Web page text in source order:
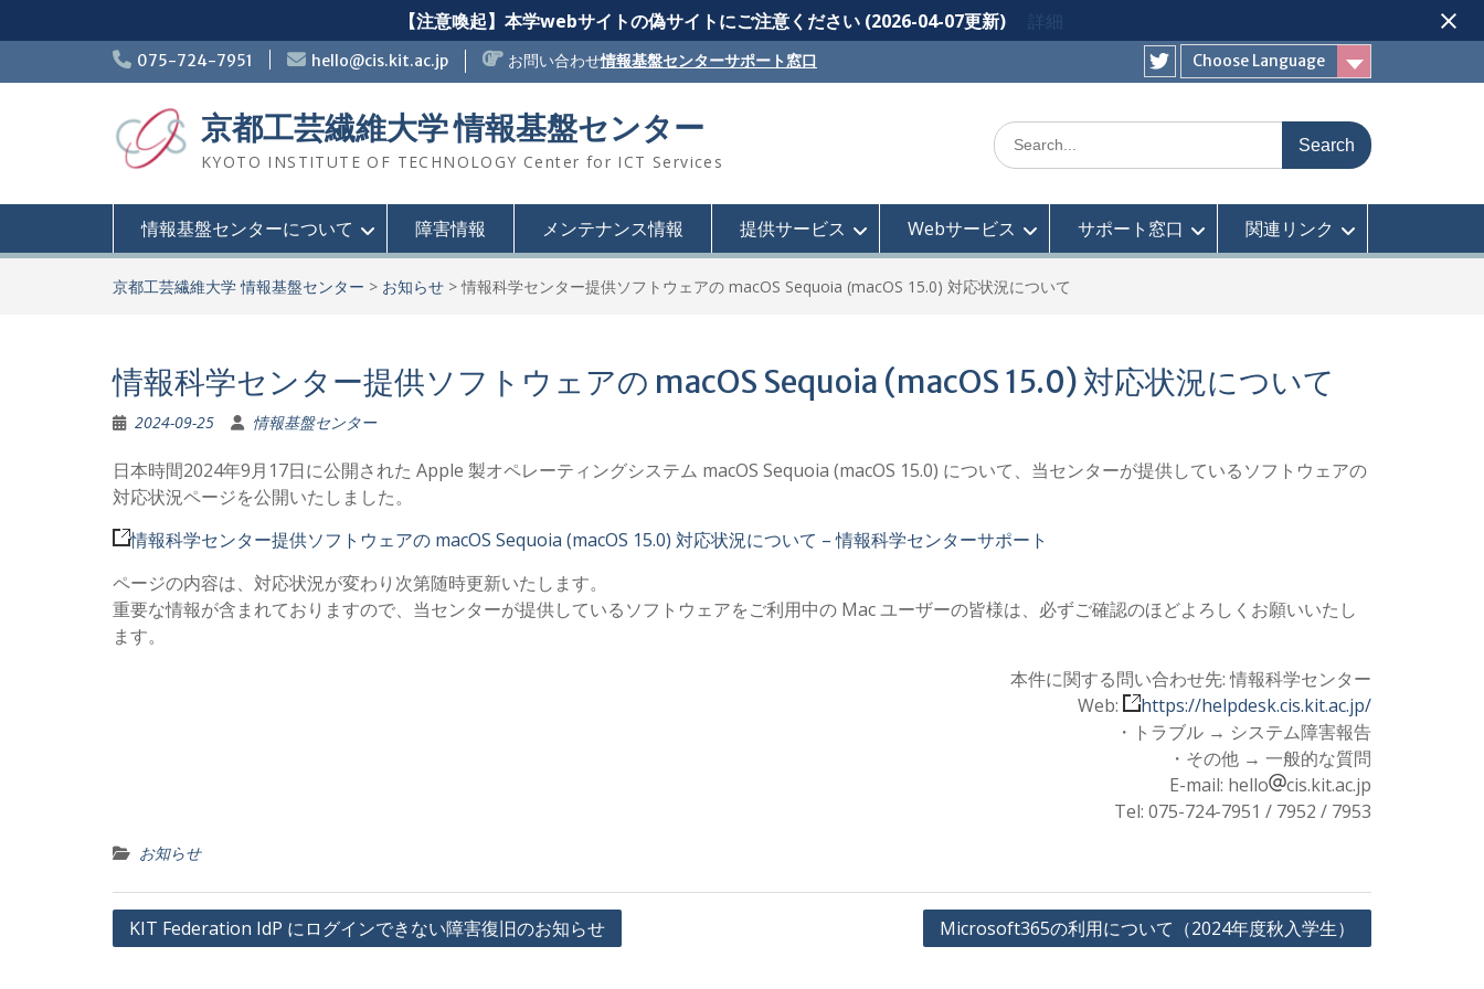
【注意喚起】本学webサイトの偽サイトにご注意ください (2026-04-07更新) 詳細
075-724-7951 hello@cis.kit.ac.jp お問い合わせ情報基盤センターサポート窓口
Choose Language
Twitter
京都工芸繊維大学 情報基盤センター
KYOTO INSTITUTE OF TECHNOLOGY Center for ICT Services
Search
for:
情報基盤センターについて 障害情報 メンテナンス情報 提供サービス Webサービス サポート窓口 関連リンク
京都工芸繊維大学 情報基盤センター > お知らせ >情報科学センター提供ソフトウェアの macOS Sequoia (macOS 15.0) 対応状況について
情報科学センター提供ソフトウェアの macOS Sequoia (macOS 15.0) 対応状況について
2024-09-25 情報基盤センター
日本時間2024年9月17日に公開された Apple 製オペレーティングシステム macOS Sequoia (macOS 15.0) について、当センターが提供しているソフトウェアの
対応状況ページを公開いたしました。
情報科学センター提供ソフトウェアの macOS Sequoia (macOS 15.0) 対応状況について – 情報科学センターサポート
ページの内容は、対応状況が変わり次第随時更新いたします。
重要な情報が含まれておりますので、当センターが提供しているソフトウェアをご利用中の Mac ユーザーの皆様は、必ずご確認のほどよろしくお願いいたし
ます。
本件に関する問い合わせ先: 情報科学センター
Web:
https://helpdesk.cis.kit.ac.jp/
・トラブル → システム障害報告
・その他 → 一般的な質問
E-mail: hello
cis.kit.ac.jp
Tel: 075-724-7951 / 7952 / 7953
お知らせ
投KIT Federation IdP にログインできない障害復旧のお知らせ Microsoft365の利用について（2024年度秋入学生）